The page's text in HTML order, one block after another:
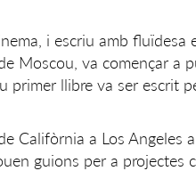
i escriu amb fluïdesa
Moscou, va començar a
primer llibre va ser escrit
Califòrnia a Los Angeles
guions per a projectes